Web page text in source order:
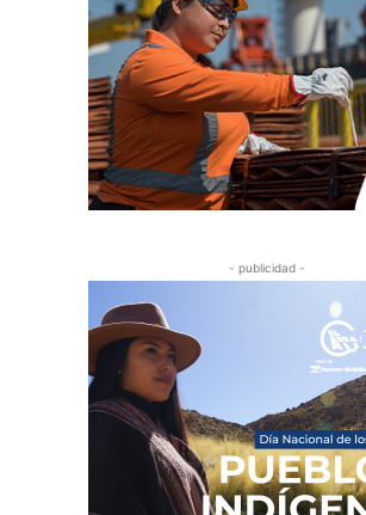
- publicidad -